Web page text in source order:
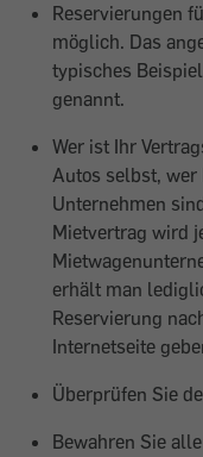
Reservierungen
möglich. Das
typisches
genannt.
Wer ist Ihr
Autos selbst,
Unternehmen
Mietvertrag wird
erhält man
Reservierung
Internetseite
Überprüfen Sie
Bewahren Sie